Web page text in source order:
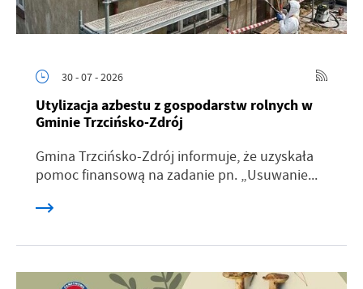
30 - 07 - 2026
Utylizacja azbestu z gospodarstw rolnych w
Gminie Trzcińsko-Zdrój
Gmina Trzcińsko-Zdrój informuje, że uzyskała
pomoc finansową na zadanie pn. „Usuwanie...